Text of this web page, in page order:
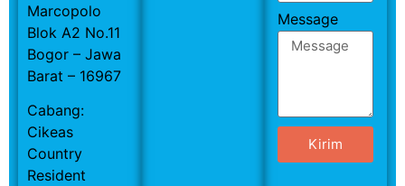
Marcopolo
Blok A2 No.11
Bogor – Jawa
Barat – 16967
Cabang:
Cikeas
Country
Resident
Message
Kirim